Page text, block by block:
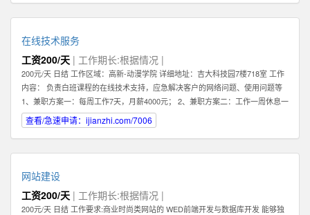
的收集、整理、汇总、归档等工作，为公司各项目的成功开发提供优质素材；
6、负责公司产品包括网页和手机应用程序等的人机交互界面设计，提高用户使
用体验； 7、根据项目具体要求解决各类UI设计和优化问题。 职位要求： 1、一
年以上相关专业工作经验。 2、熟练使用设计工具如Photoshop，Illustrator，
Flash等；掌握HTML，XHTML，CSS，XML，JavaScrip等常用语言软件。 3、
具有丰富的视觉创作经验和独到的审美修养 4、具备优秀的网站整体策划、设计
能力,有丰富的网页设计经验. 有意向的请直接电话联系，附上您的案例作品。
在线技术服务
工资200/天 | 工作期长:根据情况 |
200元/天 日结 工作区域：高新-动漫学院 详细地址：吉大科技园7楼718室 工作
内容： 负责白班课程的在线技术支持，应急解决客户的网络问题、使用问题等
1、兼职方案一：每周工作7天，月薪4000元； 2、兼职方案二：工作一周休息一
周，月薪2000元 3、7月9日开始正式上班 4、兼职大学生暑假打工优先考虑 联
系方式 王先生
查看/急速申请：ijianzhi.com/7006
网站建设
工资200/天 | 工作期长:根据情况 |
200元/天 日结 工作要求:商业时尚类网站的 WED前端开发与数据库开发 能够独